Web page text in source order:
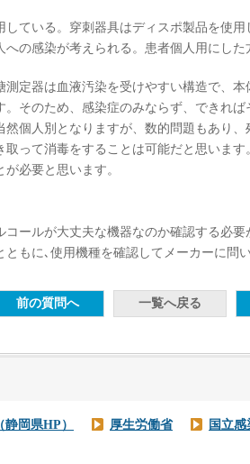
している。穿刺器具はディスポ製品を使
への感染が考えられる。患者個人用にし
定器は血液汚染を受けやすい構造で、
。そのため、感染症のみならず、できれ
然個人別となりますが、数的問題もあり
取って消毒をすることは可能だと思いま
必要と思います。
ールが大丈夫な機器なのか確認する必
もに､使用機種を確認してメーカーに問
岡県HP） 厚生労働省 国立